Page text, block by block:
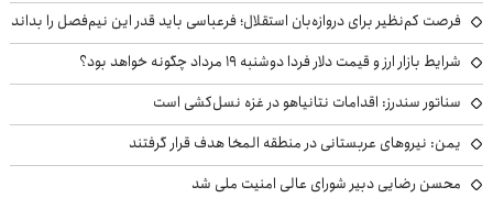
فرصت کم‌نظیر برای دروازه‌بان استقلال؛ فرعباسی باید قدر این نیم‌فصل را بداند
شرایط بازار ارز و قیمت دلار فردا دوشنبه ۱۹ مرداد چگونه خواهد بود؟
سناتور سندرز: اقدامات نتانیاهو در غزه نسل‌کشی است
یمن: نیروهای عربستانی در منطقه المخا هدف قرار گرفتند
محسن رضایی دبیر شورای عالی امنیت ملی شد